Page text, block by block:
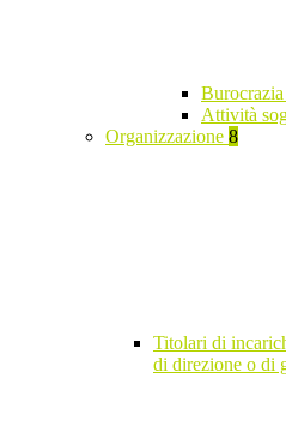
Attività
Organizzazione 8
Titolari di
di direzione o di